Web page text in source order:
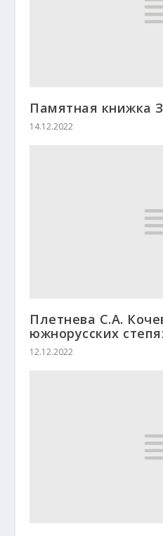
Памятная книжка
14.12.2022
Плетнева С.А.
южнорусских
12.12.2022